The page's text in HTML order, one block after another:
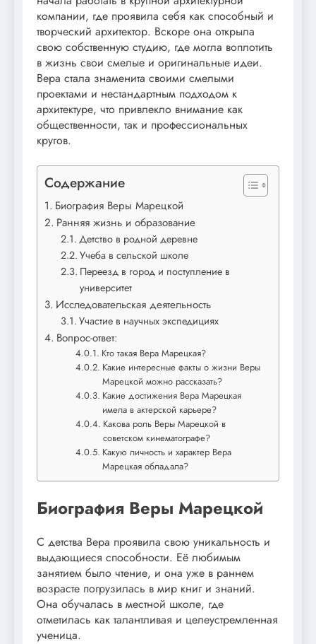
компании, где проявила себя как способный и
творческий архитектор. Вскоре она открыла
свою собственную студию, где могла воплотить
в жизнь свои смелые и оригинальные идеи.
Вера стала знаменита своими смелыми
проектами и нестандартным подходом к
архитектуре, что привлекло внимание как
общественности, так и профессиональных
кругов.
Содержание
Биография Веры Марецкой
Ранняя жизнь и образование
Детство в родной деревне
Учеба в сельской школе
Переезд в город и поступление в
университет
Исследовательская деятельность
Участие в научных экспедициях
Вопрос-ответ:
Кто такая Вера Марецкая?
Какие интересные факты о жизни Веры
Марецкой можно рассказать?
Какие достижения Вера Марецкая
имела в актерской карьере?
Какова роль Веры Марецкой в
советском кинематографе?
Какую личность и характер Вера
Марецкая обладала?
Биография Веры Марецкой
С детства Вера проявила свою уникальность и
выдающиеся способности. Её любимым
занятием было чтение, и она уже в раннем
возрасте погрузилась в мир книг и знаний.
Она обучалась в местной школе, где
отметилась как талантливая и целеустремленная
ученица.